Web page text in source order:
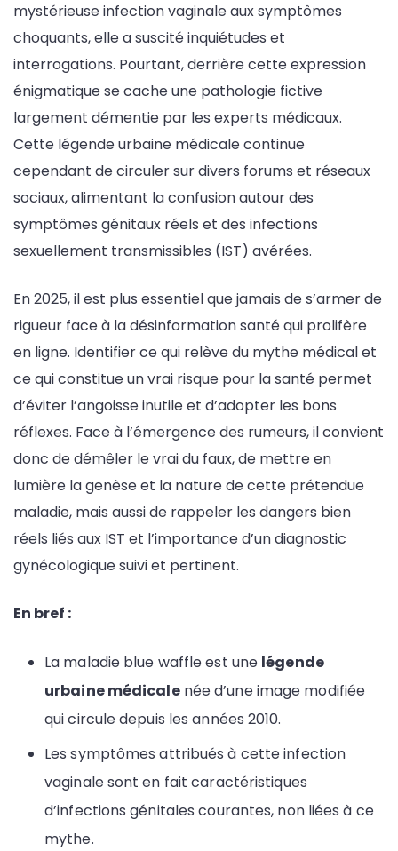
mystérieuse infection vaginale aux symptômes
choquants, elle a suscité inquiétudes et
interrogations. Pourtant, derrière cette expression
énigmatique se cache une pathologie fictive
largement démentie par les experts médicaux.
Cette légende urbaine médicale continue
cependant de circuler sur divers forums et réseaux
sociaux, alimentant la confusion autour des
symptômes génitaux réels et des infections
sexuellement transmissibles (IST) avérées.
En 2025, il est plus essentiel que jamais de s’armer de
rigueur face à la désinformation santé qui prolifère
en ligne. Identifier ce qui relève du mythe médical et
ce qui constitue un vrai risque pour la santé permet
d’éviter l’angoisse inutile et d’adopter les bons
réflexes. Face à l’émergence des rumeurs, il convient
donc de démêler le vrai du faux, de mettre en
lumière la genèse et la nature de cette prétendue
maladie, mais aussi de rappeler les dangers bien
réels liés aux IST et l’importance d’un diagnostic
gynécologique suivi et pertinent.
En bref :
La maladie blue waffle est une légende
urbaine médicalenée d’une image modifiée
qui circule depuis les années 2010.
Les symptômes attribués à cette infection
vaginale sont en fait caractéristiques
d’infections génitales courantes, non liées à ce
mythe.